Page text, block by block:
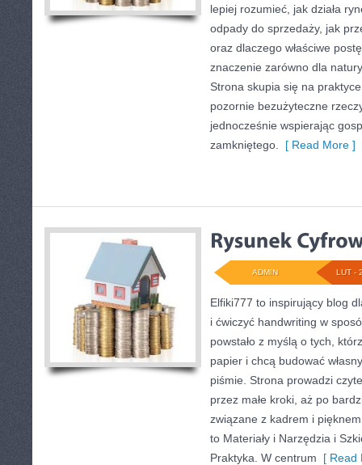
lepiej rozumieć, jak działa
odpady do sprzedaży, jak
oraz dlaczego właściwe
znaczenie zarówno dla
Strona skupia się na
pozornie bezużyteczne
jednocześnie wspierając
zamkniętego.
[ Read More ]
LUT -
ADMIN
Elfiki777 to inspirujący blog
i ćwiczyć handwriting w
powstało z myślą o tych,
papier i chcą budować
piśmie. Strona prowadzi
przez małe kroki, aż po
związane z kadrem i
to Materiały i Narzędzia i
Praktyka. W centrum [ Read